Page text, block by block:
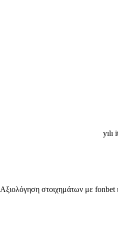
Αξιολόγηση στοιχημάτων με